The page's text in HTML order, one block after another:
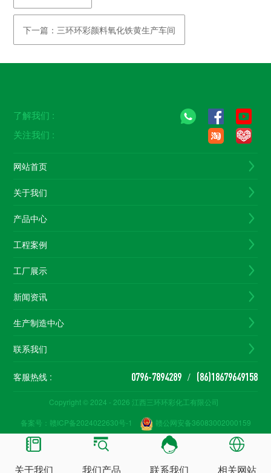
下一篇：三环环彩颜料氧化铁黄生产车间
了解我们 :
关注我们 :
网站首页
关于我们
产品中心
工程案例
工厂展示
新闻资讯
生产制造中心
联系我们
客服热线 : 0796-7894289/ (86)18679649158
Copyright © 2024 - 2026 江西三环环彩化工有限公司
备案号： 赣ICP备2024022630号-1 赣公网安备36083002000159
关于我们 我们产品 联系我们 相关网站